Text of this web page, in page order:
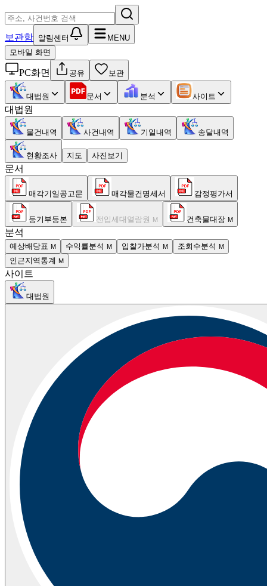
보관함 알림센터
MENU
모바일 화면
PC화면 공유 보관
대법원 문서 분석 사이트
대법원
물건내역 사건내역 기일내역 송달내역
현황조사 지도 사진보기
문서
매각기일공고문 매각물건명세서 감정평가서
등기부등본 전입세대열람원 M 건축물대장 M
분석
예상배당표 M 수익률분석 M 입찰가분석 M 조회수분석 M
인근지역통계 M
사이트
대법원